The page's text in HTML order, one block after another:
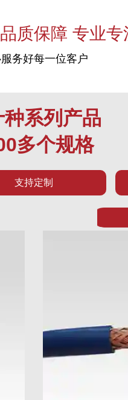
质保障 专业专
务好每一位客户
系列产品
多个规格
支持定制